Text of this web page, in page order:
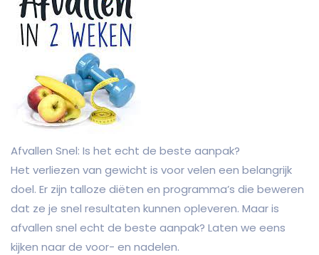
Afvallen Snel: Is het echt de beste aanpak?
Het verliezen van gewicht is voor velen een belangrijk
doel. Er zijn talloze diëten en programma’s die beweren
dat ze je snel resultaten kunnen opleveren. Maar is
afvallen snel echt de beste aanpak? Laten we eens
kijken naar de voor- en nadelen.